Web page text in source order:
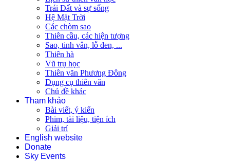
Trái Đất và sự sống
Hệ Mặt Trời
Các chòm sao
Thiên cầu, các hiện tượng
Sao, tinh vân, lỗ đen, ...
Thiên hà
Vũ trụ học
Thiên văn Phương Đông
Dụng cụ thiên văn
Chủ đề khác
Tham khảo
Bài viết, ý kiến
Phim, tài liệu, tiện ích
Giải trí
English website
Donate
Sky Events